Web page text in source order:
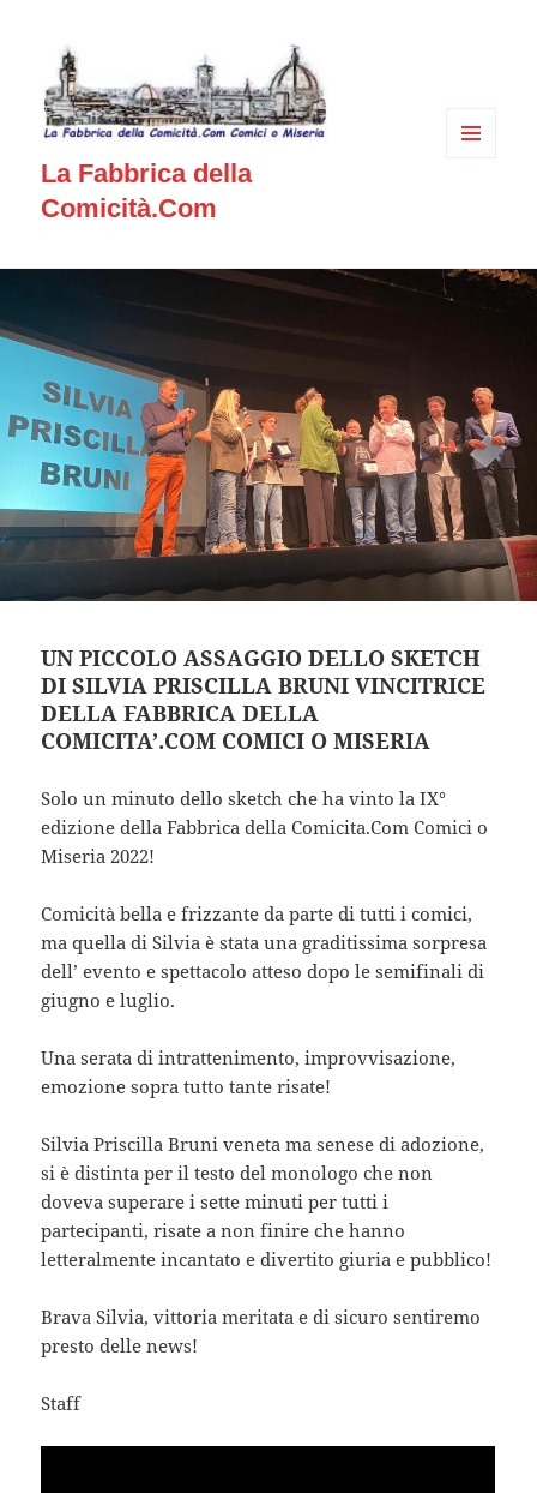
La Fabbrica della
Comicità.Com
UN PICCOLO ASSAGGIO DELLO SKETCH
DI SILVIA PRISCILLA BRUNI VINCITRICE
DELLA FABBRICA DELLA
COMICITA’.COM COMICI O MISERIA
Solo un minuto dello sketch che ha vinto la IX°
edizione della Fabbrica della Comicita.Com Comici o
Miseria 2022!
Comicità bella e frizzante da parte di tutti i comici,
ma quella di Silvia è stata una graditissima sorpresa
dell’ evento e spettacolo atteso dopo le semifinali di
giugno e luglio.
Una serata di intrattenimento, improvvisazione,
emozione sopra tutto tante risate!
Silvia Priscilla Bruni veneta ma senese di adozione,
si è distinta per il testo del monologo che non
doveva superare i sette minuti per tutti i
partecipanti, risate a non finire che hanno
letteralmente incantato e divertito giuria e pubblico!
Brava Silvia, vittoria meritata e di sicuro sentiremo
presto delle news!
Staff